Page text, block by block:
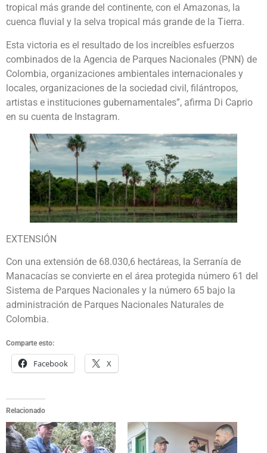
tropical más grande del continente, con el Amazonas, la
cuenca fluvial y la selva tropical más grande de la Tierra.
Esta victoria es el resultado de los increíbles esfuerzos
combinados de la Agencia de Parques Nacionales (PNN) de
Colombia, organizaciones ambientales internacionales y
locales, organizaciones de la sociedad civil, filántropos,
artistas e instituciones gubernamentales”, afirma Di Caprio
en su cuenta de Instagram.
EXTENSIÓN
Con una extensión de 68.030,6 hectáreas, la Serranía de
Manacacías se convierte en el área protegida número 61 del
Sistema de Parques Nacionales y la número 65 bajo la
administración de Parques Nacionales Naturales de
Colombia.
Comparte esto:
Facebook X
Relacionado